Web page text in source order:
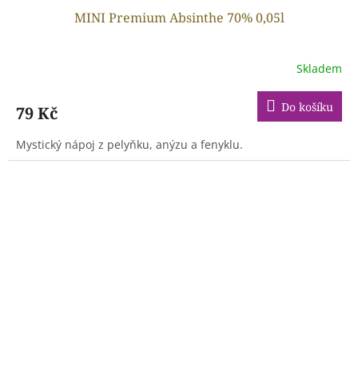
MINI Premium Absinthe 70% 0,05l
Skladem
79 Kč Do košíku
Mystický nápoj z pelyňku, anýzu a fenyklu.